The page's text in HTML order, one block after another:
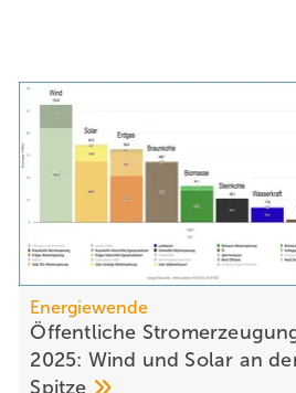
Energiewende
Öffentliche
2025: Wind und Solar an
Spitze